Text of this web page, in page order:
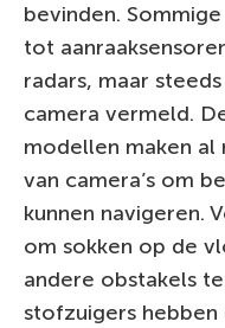
bevinden.
tot
radars, maar
camera vermeld.
modellen maken al
van camera’s om
kunnen navigeren.
om sokken op de
andere obstakels
stofzuigers